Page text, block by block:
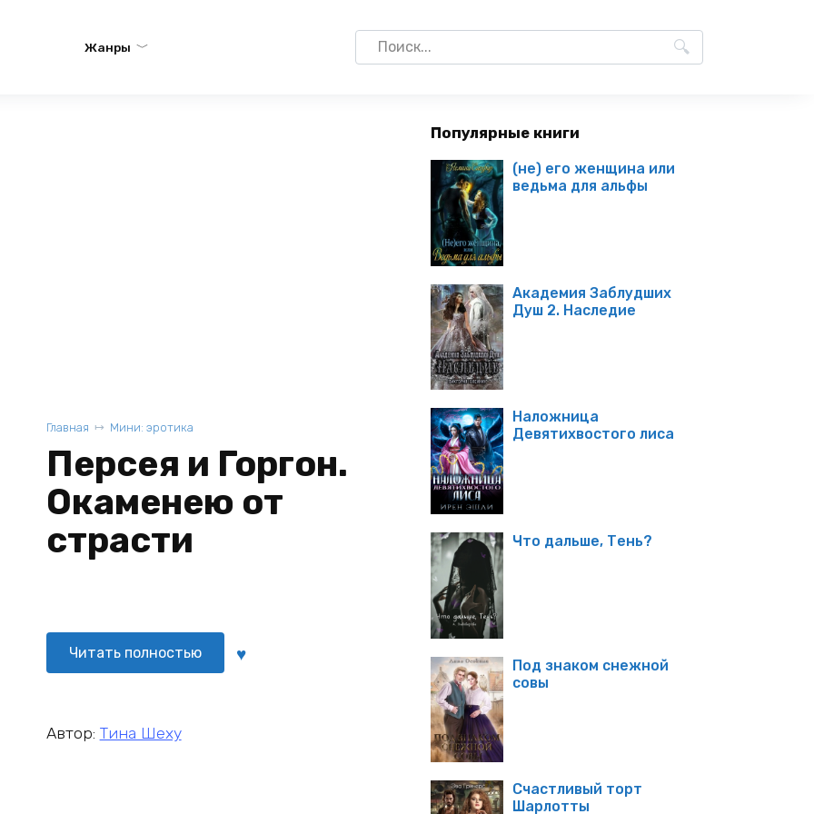
Жанры
Search
for:
Главная Мини: эротика
Персея и Горгон.
Окаменею от
страсти
Читать полностью
Автор: Тина Шеху
Популярные книги
(не) его женщина или
ведьма для альфы
Академия Заблудших
Душ 2. Наследие
Наложница
Девятихвостого лиса
Что дальше, Тень?
Под знаком снежной
совы
Счастливый торт
Шарлотты